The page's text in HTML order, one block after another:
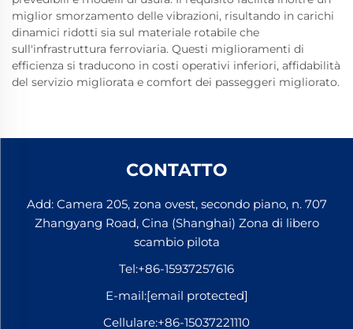
miglior smorzamento delle vibrazioni, risultando in carichi
dinamici ridotti sia sul materiale rotabile che
sull'infrastruttura ferroviaria. Questi miglioramenti di
efficienza si traducono in costi operativi inferiori, affidabilità
del servizio migliorata e comfort dei passeggeri migliorato.
CONTATTO
Add: Camera 205, zona ovest, secondo piano, n. 707
Zhangyang Road, Cina (Shanghai) Zona di libero
scambio pilota
Tel:+86-15937257616
E-mail:[email protected]
Cellulare:+86-15037221110